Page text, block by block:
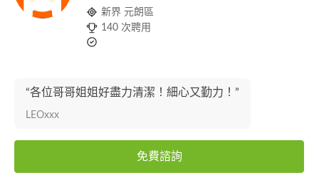
新界 元朗區
140 次聘用
“各位哥哥姐姐好盡力清潔！細心又勤力！”
LEOxxx
免費諮詢